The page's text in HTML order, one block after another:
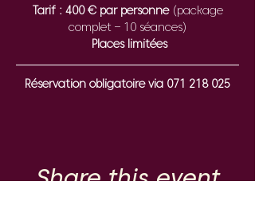
Tarif : 400 € par personne (package
complet – 10 séances)
Places limitées
Réservation obligatoire via 071 218 025
Share this event